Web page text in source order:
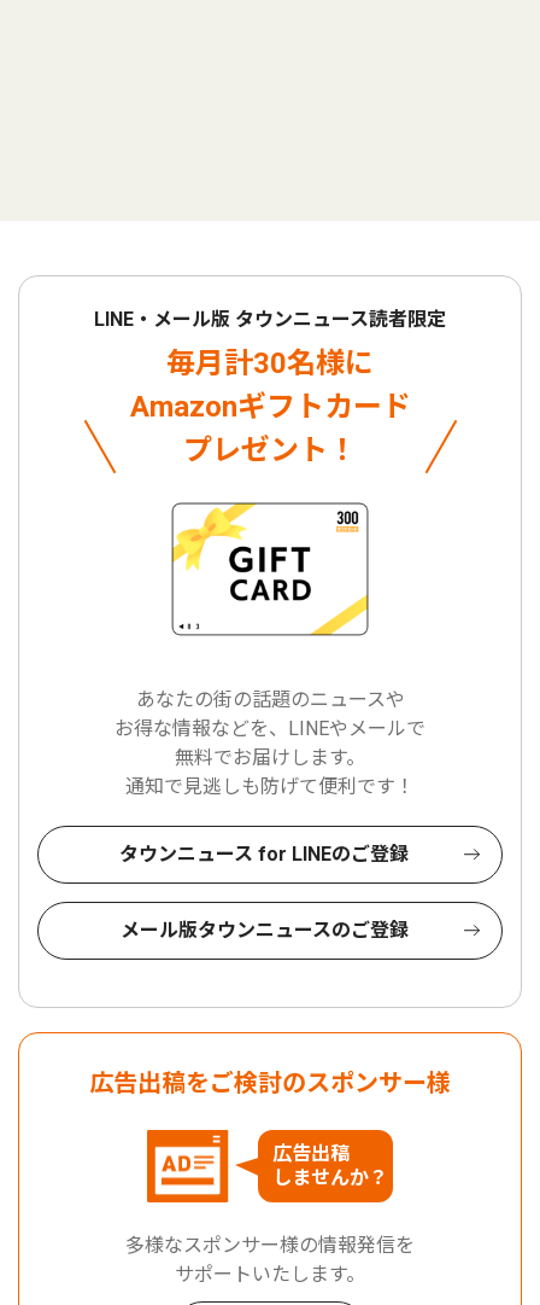
LINE・メール版 タウンニュース読者限定
毎月計30名様に
Amazonギフトカード
プレゼント！
あなたの街の話題のニュースや
お得な情報などを、LINEやメールで
無料でお届けします。
通知で見逃しも防げて便利です！
タウンニュース for LINEのご登録
メール版タウンニュースのご登録
広告出稿をご検討のスポンサー様
広告出稿
しませんか？
多様なスポンサー様の情報発信を
サポートいたします。